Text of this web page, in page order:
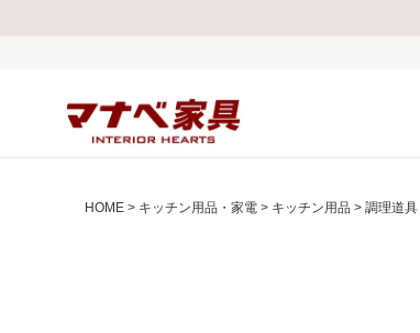
HOME キッチン用品・家電 キッチン用品 調理道具